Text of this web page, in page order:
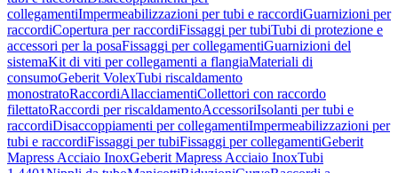
collegamentiImpermeabilizzazioni per tubi e raccordiGuarnizioni per
raccordiCopertura per raccordiFissaggi per tubiTubi di protezione e
accessori per la posaFissaggi per collegamentiGuarnizioni del
sistemaKit di viti per collegamenti a flangiaMateriali di
consumoGeberit VolexTubi riscaldamento
monostratoRaccordiAllacciamentiCollettori con raccordo
filettatoRaccordi per riscaldamentoAccessoriIsolanti per tubi e
raccordiDisaccoppiamenti per collegamentiImpermeabilizzazioni per
tubi e raccordiFissaggi per tubiFissaggi per collegamentiGeberit
Mapress Acciaio InoxGeberit Mapress Acciaio InoxTubi